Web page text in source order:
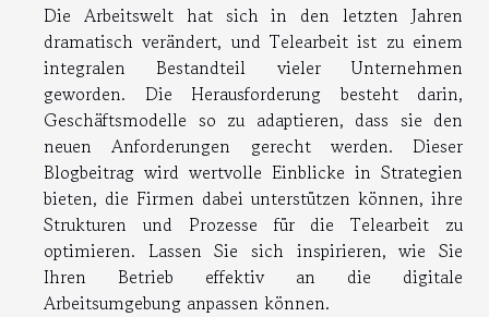
Die Arbeitswelt hat sich in den letzten Jahren
dramatisch verändert, und Telearbeit ist zu einem
integralen Bestandteil vieler Unternehmen
geworden. Die Herausforderung besteht darin,
Geschäftsmodelle so zu adaptieren, dass sie den
neuen Anforderungen gerecht werden. Dieser
Blogbeitrag wird wertvolle Einblicke in Strategien
bieten, die Firmen dabei unterstützen können, ihre
Strukturen und Prozesse für die Telearbeit zu
optimieren. Lassen Sie sich inspirieren, wie Sie
Ihren Betrieb effektiv an die digitale
Arbeitsumgebung anpassen können.